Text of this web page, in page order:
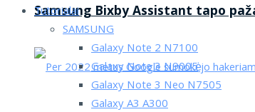
Samsung Bixby Assistant tapo
Tutorialai
SAMSUNG
Galaxy Note 2 N7100
Galaxy Note 3 N9005
Galaxy Note 3 Neo N7505
Galaxy A3 A300